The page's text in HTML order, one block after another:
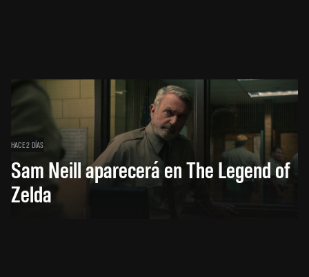
HACE 2 DÍAS
Sam Neill aparecerá en The Legend of
Zelda